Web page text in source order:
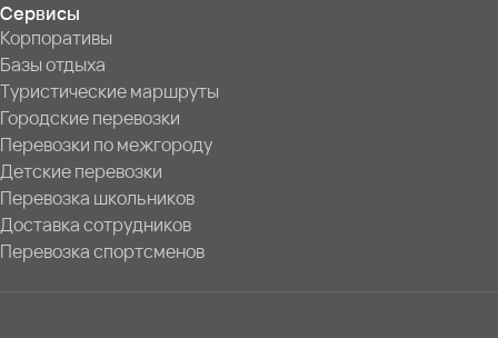
Сервисы
Корпоративы
Базы отдыха
Туристические маршруты
Городские перевозки
Перевозки по межгороду
Детские перевозки
Перевозка школьников
Доставка сотрудников
Перевозка спортсменов